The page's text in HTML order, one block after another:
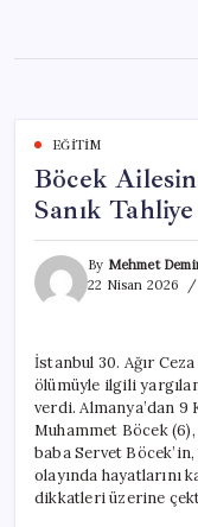
content
EĞITIM
Böcek
Sanık
By Mehmet
22 Nisan 2026
İstanbul 30. Ağır
ölümüyle ilgili
verdi. Almanya’dan 9
Muhammet Böcek
baba Servet
olayında hayatlarını
dikkatleri üzerine